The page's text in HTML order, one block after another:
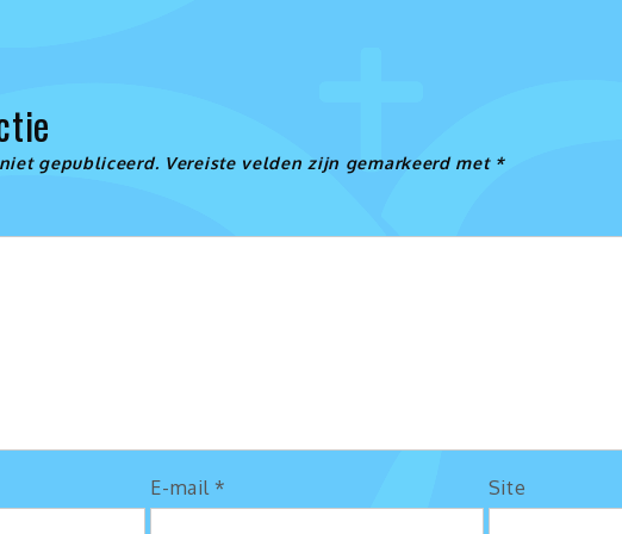
gepubliceerd. Vereiste velden zijn gemarkeerd met *
E-mail * Site